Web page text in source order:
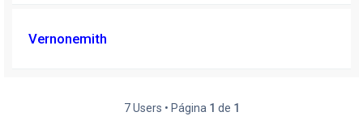
Vernonemith
7 Users • Página 1 de 1